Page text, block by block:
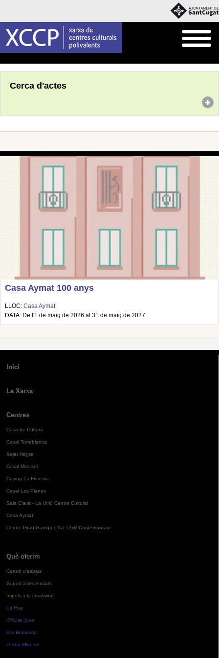
Cerca d'actes
Casa Aymat 100 anys
LLOC: Casa Aymat
DATA: De l'1 de maig de 2026 al 31 de maig de 2027
Inici
La Xarxa
Centres
Casa de Cultura
Casal Torreblanca
Xalet Negre
Casal Mira-sol
Casino La Floresta
Casal Les Planes
Sala Clavé - La Unió Centre Cultural
Casa Aymat
Centre Grau-Garriga d'Art Tèxtil Contemporani
Què oferim
Cessió d'espais
Suport a les entitats
Impuls a la creativitat
La Pua
Oficina Jove
Bar Bocamoll
Teatre Mira-sol